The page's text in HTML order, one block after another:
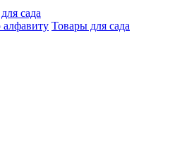
сада
Товары для сада